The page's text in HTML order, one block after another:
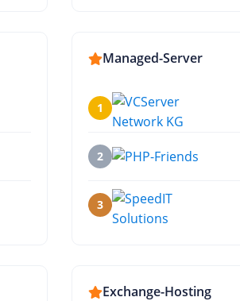
Managed-Server
1
2
3
Exchange-Hosting